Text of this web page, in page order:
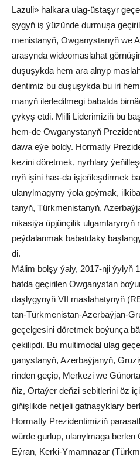
La­zu­li» hal­ka­ra ulag-üs­ta­şyr
şy­gyň iş ýü­zün­de dur­mu­şa
me­nis­ta­nyň, Ow­ga­nys­ta­nyň we
ara­syn­da wi­deo­mas­la­hat
du­şu­şyk­da hem ara al­nyp
den­ti­miz bu du­şu­şyk­da bu iri
ma­nyň iler­le­dil­me­gi ba­bat­da
çy­kyş et­di. Mil­li Li­de­ri­mi­ziň bu
hem-de Ow­ga­nys­ta­nyň
da­wa eýe bol­dy. Hor­mat­ly
ke­zi­ni dö­ret­mek, nyrh­la­ry
nyň işi­ni has-da iş­jeň­leş­dir­mek
ula­nyl­ma­gy­ny ýo­la goý­mak,
ta­nyň, Türk­me­nis­ta­nyň,
ni­ka­si­ýa üp­jün­çi­lik ul­gam­la­ry­nyň
peý­da­lan­mak ba­bat­da­ky
di.
Mä­lim bol­şy ýa­ly, 2017-nji ýy­lyň
bat­da ge­çi­ri­len Ow­ga­nys­tan
daş­ly­gy­nyň VII mas­la­ha­ty­nyň
tan-Türk­me­nis­tan-Azer­baý­jan-
ge­çel­ge­si­ni dö­ret­mek bo­ýun­ça
çe­ki­lip­di. Bu mul­ti­mo­dal ulag
ga­nys­ta­nyň, Azer­baý­ja­nyň,
rin­den ge­çip, Mer­ke­zi we
ňiz, Or­ta­ýer deň­zi se­bit­le­ri­ni öz
gi­ňiş­lik­de ne­ti­je­li gat­na­şyk­la­ry
Hor­mat­ly Pre­zi­den­ti­mi­ziň
wür­de gur­lup, ula­nyl­ma­ga
Eý­ran, Ker­ki-Ymam­na­zar